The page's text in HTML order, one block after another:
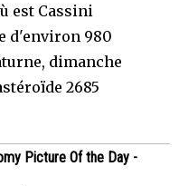
est Cassini
d'environ 980
dimanche
2685
Picture Of the Day -